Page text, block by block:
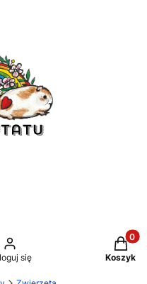
się Koszyk